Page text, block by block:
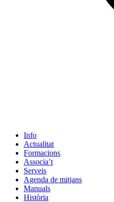
Info
Actualitat
Formacions
Associa’t
Serveis
Agenda de mitjans
Manuals
Història